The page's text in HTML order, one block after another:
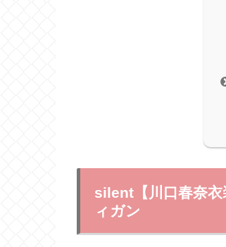
silent【川口春奈
ィガン